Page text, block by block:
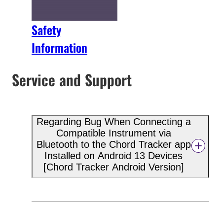
Safety
Information
Service and Support
Regarding Bug When Connecting a
Compatible Instrument via
Bluetooth to the Chord Tracker app
Installed on Android 13 Devices
[Chord Tracker Android Version]